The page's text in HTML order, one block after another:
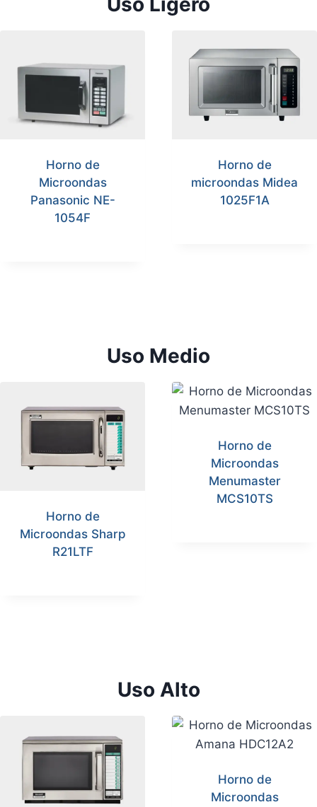
Horno de
Microondas
Panasonic NE-
1054F
Horno de
microondas Midea
1025F1A
Uso Medio
Horno de
Microondas Sharp
R21LTF
Horno de
Microondas
Menumaster
MCS10TS
Uso Alto
Horno de
Microondas